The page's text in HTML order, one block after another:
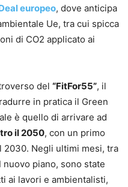
europeo, dove anticipa
Ue, tra cui spicca
di CO2 applicato ai
del “FitFor55”, il
in pratica il Green
è quello di arrivare ad
il 2050, con un primo
2030. Negli ultimi mesi, tra
piano, sono state
ai lavori e ambientalisti,